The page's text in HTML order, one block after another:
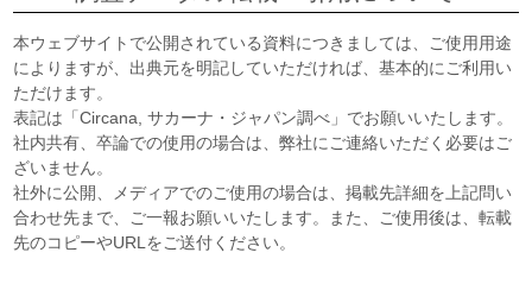
本ウェブサイトで公開されている資料につきましては、ご使用用途
によりますが、出典元を明記していただければ、基本的にご利用い
ただけます。
表記は「Circana, サカーナ・ジャパン調べ」でお願いいたします。
社内共有、卒論での使用の場合は、弊社にご連絡いただく必要はご
ざいません。
社外に公開、メディアでのご使用の場合は、掲載先詳細を上記問い
合わせ先まで、ご一報お願いいたします。また、ご使用後は、転載
先のコピーやURLをご送付ください。